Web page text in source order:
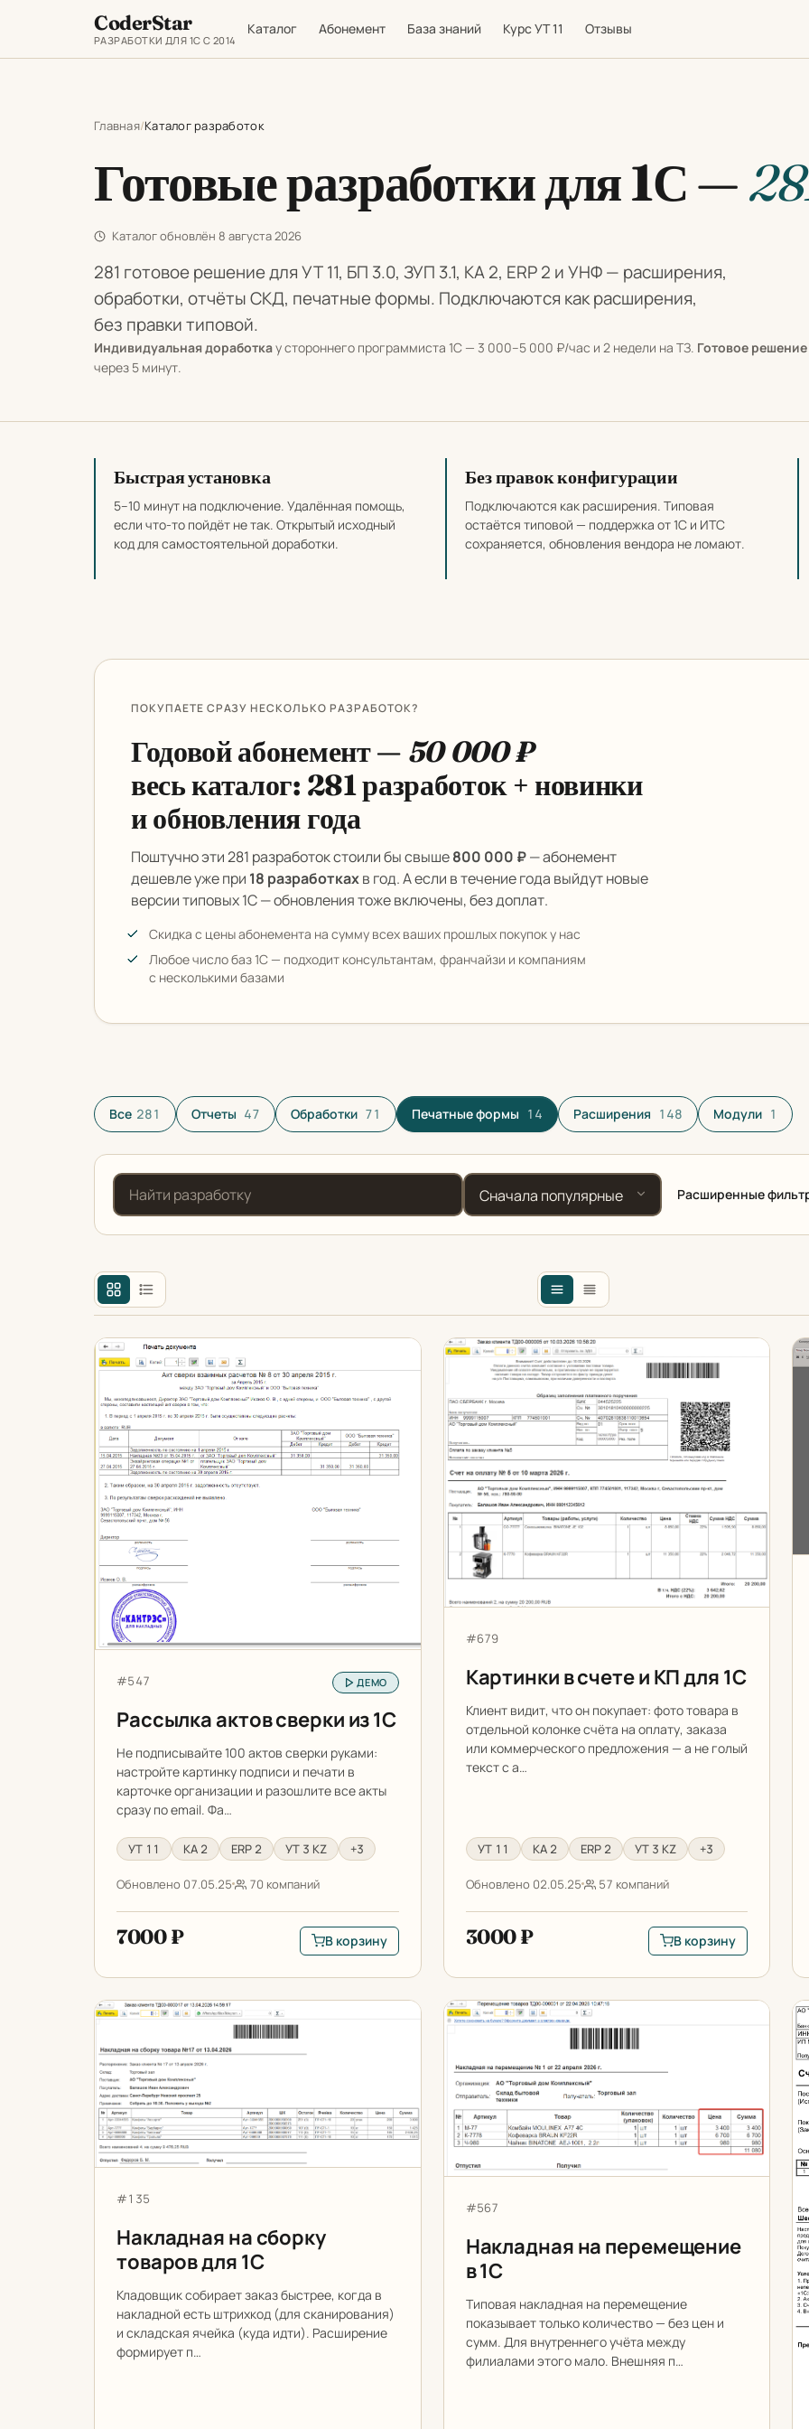
CoderStar
РАЗРАБОТКИ ДЛЯ 1С С 2014
Каталог Абонемент База знаний Курс УТ 11 Отзывы
Главная Каталог разработок
Готовые разработки для 1С —
Каталог обновлён 8 августа 2026
281 готовое решение для УТ 11, БП 3.0, ЗУП 3.1, КА 2, ERP 2 и УНФ — расширения,
обработки, отчёты СКД, печатные формы. Подключаются как расширения,
без правки типовой.
Индивидуальная доработкау стороннего программиста 1С — 3 000–5 000 ₽/час и 2 недели на ТЗ. Готовое
через 5 минут.
Почему выбирать наши разработки
Быстрая установка
5–10 минут на подключение. Удалённая помощь,
если что-то пойдёт не так. Открытый исходный
код для самостоятельной доработки.
Без правок конфигурации
Подключаются как расширения. Типовая
остаётся типовой — поддержка от 1С и ИТС
сохраняется, обновления вендора не ломают.
ПОКУПАЕТЕ СРАЗУ НЕСКОЛЬКО РАЗРАБОТОК?
Годовой абонемент — 50 000 ₽
весь каталог: 281 разработок + новинки
и обновления года
Поштучно эти 281 разработок стоили бы свыше800 000 ₽— абонемент
дешевле уже при 18 разработкахв год. А если в течение года выйдут новые
версии типовых 1С — обновления тоже включены, без доплат.
Скидка с цены абонемента на сумму всех ваших прошлых покупок у нас
Любое число баз 1С — подходит консультантам, франчайзи и компаниям
с несколькими базами
Все разработки в каталоге
Все 281 Отчеты 47 Обработки 71 Печатные формы 14 Расширения 148 Модули 1
Поиск по названию или описанию Сортировка
Расширенные
Назначение Конфигурация 1С Цена от (₽)
Только разработки с демо
Рассылка актов сверки из 1С
Артикул:
#547 ДЕМО
Рассылка актов сверки из 1С
Не подписывайте 100 актов сверки руками:
настройте картинку подписи и печати в
карточке организации и разошлите все акты
сразу по email. Фа…
УТ 11 КА 2 ERP 2 УТ 3 KZ +3
Обновлено 07.05.25 70 компаний
7000 ₽ В корзину: Рассылка актов сверки из 1С
В корзину
Картинки в счете и КП для 1С
Артикул:
#679
Картинки в счете и КП для 1С
Клиент видит, что он покупает: фото товара в
отдельной колонке счёта на оплату, заказа
или коммерческого предложения — а не голый
текст с а…
УТ 11 КА 2 ERP 2 УТ 3 KZ +3
Обновлено 02.05.25 57 компаний
3000 ₽ В корзину: Картинки в
В корзину
Артикул:
#135
Накладная на сборку
товаров для 1С
Кладовщик собирает заказ быстрее, когда в
накладной есть штрихкод (для сканирования)
и складская ячейка (куда идти). Расширение
формирует п…
Накладная на перемещение в 1С
Артикул:
#567
Накладная на перемещение
в 1С
Типовая накладная на перемещение
показывает только количество — без цен и
сумм. Для внутреннего учёта между
филиалами этого мало. Внешняя п…